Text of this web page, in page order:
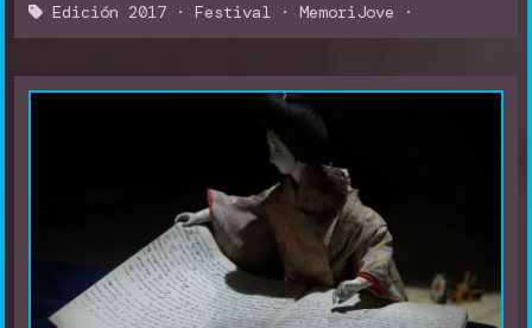
Edición 2017 · Festival · MemoriJove ·